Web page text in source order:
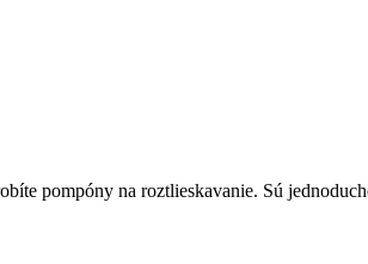
pompóny na roztlieskavanie. Sú